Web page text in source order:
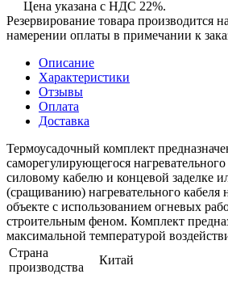
Цена указана с НДС 22%.
Резервирование товара производится
намерении оплаты в примечании к
Описание
Характеристики
Отзывы
Оплата
Доставка
Термоусадочный комплект
саморегулирующегося
силовому кабелю и концевой заделке
(сращиванию) нагревательного кабеля
объекте с использованием огневых
строительным феном. Комплект
максимальной температурой
Страна
производства
Китай